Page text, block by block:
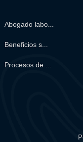
Abogado labo...
Beneficios s...
Procesos de ...